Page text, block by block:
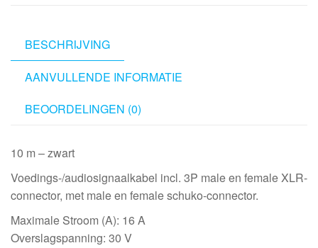
Power
Black
BESCHRIJVING
AANVULLENDE INFORMATIE
BEOORDELINGEN (0)
10 m – zwart
Voedings-/audiosignaalkabel incl. 3P male en female XLR-
connector, met male en female schuko-connector.
Maximale Stroom (A): 16 A
Overslagspanning: 30 V